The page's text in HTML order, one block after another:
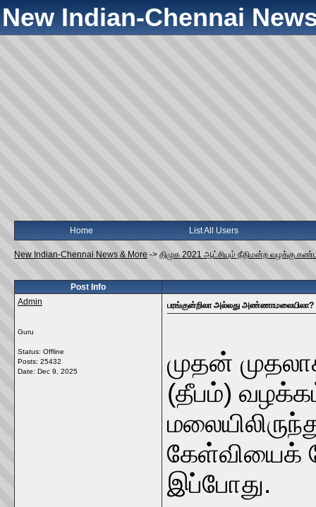
New Indian-Chennai
Home List All Users
New Indian-Chennai News & More -> திமுக 2021 ஆட்சியும் நீதிமன்ற வழக்கு
Post Info
Admin
Guru
Status: Offline
Posts: 25432
Date: Dec 9, 2025
பரங்குன்றிலா அல்லது அண்ணாமலையிலா?
முதன்
(தீபம்) வழக்கம்
கேள்வியைக்
இப்போது.